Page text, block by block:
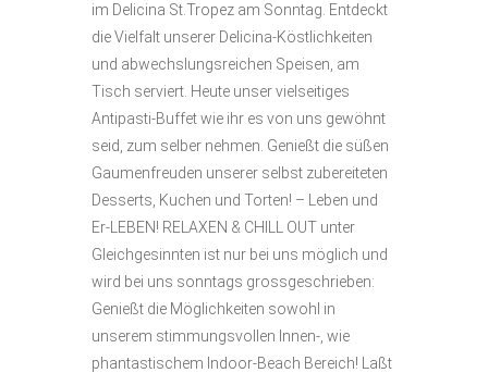
im Delicina St.Tropez am Sonntag. Entdeckt
die Vielfalt unserer Delicina-Köstlichkeiten
und abwechslungsreichen Speisen, am
Tisch serviert. Heute unser vielseitiges
Antipasti-Buffet wie ihr es von uns gewöhnt
seid, zum selber nehmen. Genießt die süßen
Gaumenfreuden unserer selbst zubereiteten
Desserts, Kuchen und Torten! – Leben und
Er-LEBEN! RELAXEN & CHILL OUT unter
Gleichgesinnten ist nur bei uns möglich und
wird bei uns sonntags grossgeschrieben:
Genießt die Möglichkeiten sowohl in
unserem stimmungsvollen Innen-, wie
phantastischem Indoor-Beach Bereich! Laßt